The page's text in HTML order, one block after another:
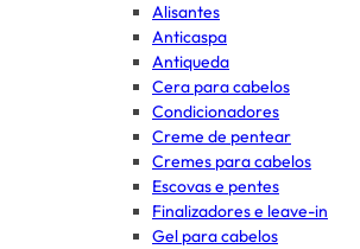
Alisantes
Anticaspa
Antiqueda
Cera para cabelos
Condicionadores
Creme de pentear
Cremes para cabelos
Escovas e pentes
Finalizadores e leave-in
Gel para cabelos